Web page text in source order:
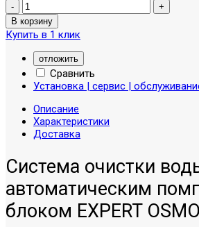
Купить в 1 клик
отложить
Сравнить
Установка | сервис |
Описание
Характеристики
Доставка
Система очистки
автоматическим
блоком EXPERT